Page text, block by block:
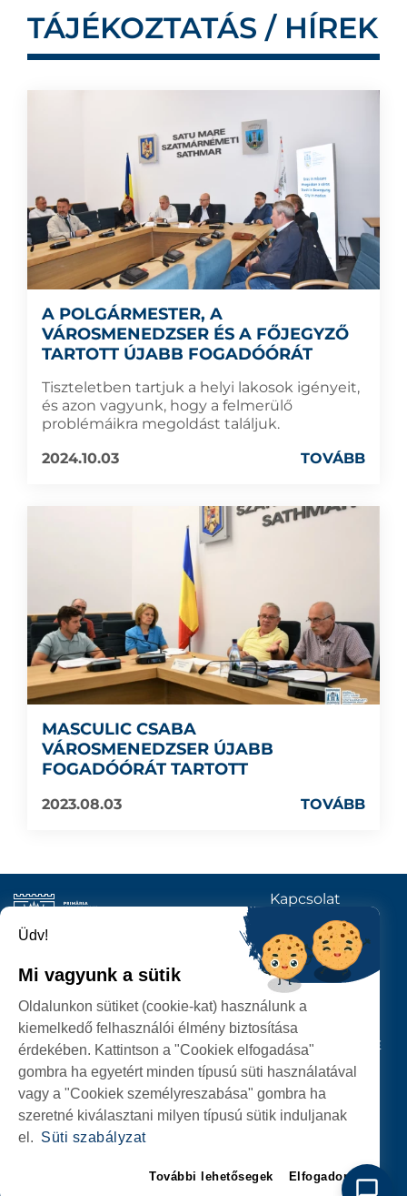
TÁJÉKOZTATÁS / HÍREK
A POLGÁRMESTER, A
VÁROSMENEDZSER ÉS A FŐJEGYZŐ
TARTOTT ÚJABB FOGADÓÓRÁT
Tiszteletben tartjuk a helyi lakosok igényeit,
és azon vagyunk, hogy a felmerülő
problémáikra megoldást találjuk.
2024.10.03
TOVÁBB
MASCULIC CSABA
VÁROSMENEDZSER ÚJABB
FOGADÓÓRÁT TARTOTT
2023.08.03 TOVÁBB
SZEMÉLYES ADATOK VÉDELME
SZATMÁRNÉMETI
POLGÁRMESTERI HIVATAL
P-ȚA 25 OCTOMBRIE, NR. 1 CORP M, 440026 SATU MARE
Kapcsolat
KÖVESSENEK
Üdv!
Mi vagyunk a sütik
Oldalunkon sütiket (cookie-kat) használunk a
kiemelkedő felhasználói élmény biztosítása
érdekében. Kattintson a "Cookiek elfogadása"
gombra ha egyetért minden típusú süti használatával
vagy a "Cookiek személyreszabása" gombra ha
szeretné kiválasztani milyen típusú sütik induljanak
el. Süti szabályzat
További lehetősegek Elfogadom